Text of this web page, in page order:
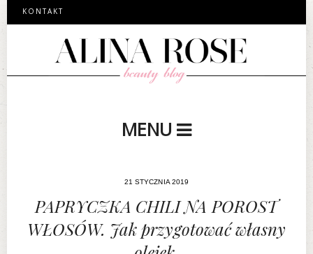
KONTAKT
MENU
21 STYCZNIA 2019
PAPRYCZKA CHILI NA POROST
WŁOSÓW. Jak przygotować własny